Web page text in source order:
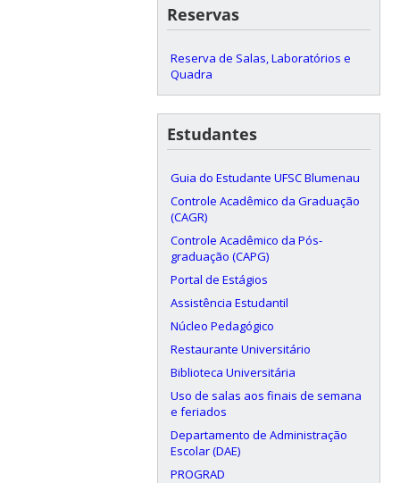
Reservas
Reserva de Salas, Laboratórios e
Quadra
Estudantes
Guia do Estudante UFSC Blumenau
Controle Acadêmico da Graduação
(CAGR)
Controle Acadêmico da Pós-
graduação (CAPG)
Portal de Estágios
Assistência Estudantil
Núcleo Pedagógico
Restaurante Universitário
Biblioteca Universitária
Uso de salas aos finais de semana
e feriados
Departamento de Administração
Escolar (DAE)
PROGRAD